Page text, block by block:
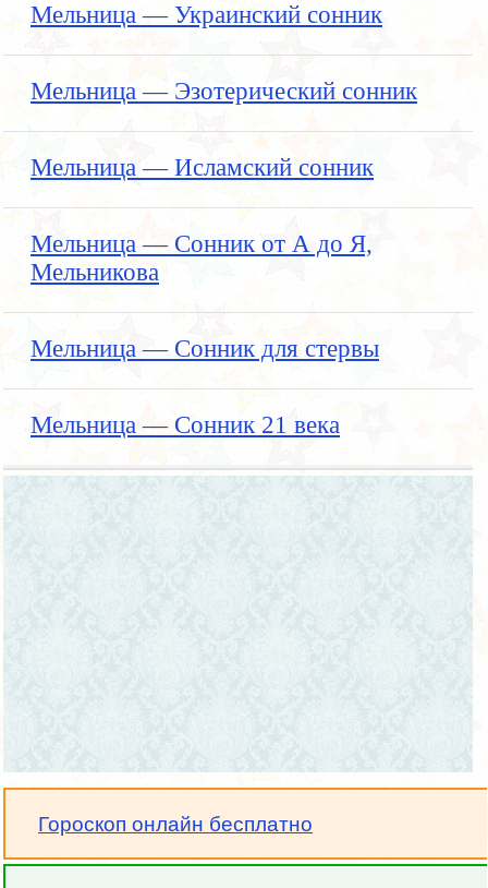
Мельница — Украинский сонник
Мельница — Эзотерический сонник
Мельница — Исламский сонник
Мельница — Сонник от А до Я,
Мельникова
Мельница — Сонник для стервы
Мельница — Сонник 21 века
Гороскоп онлайн бесплатно